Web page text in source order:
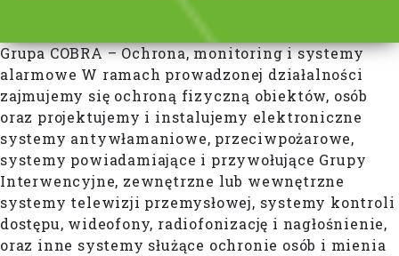
Grupa COBRA – Ochrona, monitoring i systemy
alarmowe W ramach prowadzonej działalności
zajmujemy się ochroną fizyczną obiektów, osób
oraz projektujemy i instalujemy elektroniczne
systemy antywłamaniowe, przeciwpożarowe,
systemy powiadamiające i przywołujące Grupy
Interwencyjne, zewnętrzne lub wewnętrzne
systemy telewizji przemysłowej, systemy kontroli
dostępu, wideofony, radiofonizację i nagłośnienie,
oraz inne systemy służące ochronie osób i mienia